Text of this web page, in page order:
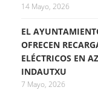
14 Mayo, 2026
EL
OFRECEN
ELÉCTRICOS EN
INDAUTXU
7 Mayo, 2026